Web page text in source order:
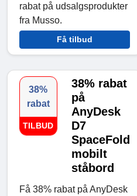
rabat på udsalgsprodukter
fra Musso.
Få tilbud
38%
rabat
TILBUD
38% rabat
på
AnyDesk
D7
SpaceFold
mobilt
ståbord
Få 38% rabat på AnyDesk